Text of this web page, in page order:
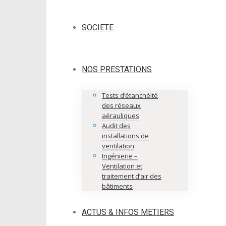
SOCIETE
NOS PRESTATIONS
Tests d’étanchéité
des réseaux
aérauliques
Audit des
installations de
ventilation
Ingénierie –
Ventilation et
traitement d’air des
bâtiments
ACTUS & INFOS METIERS